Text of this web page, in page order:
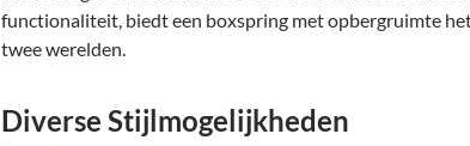
functionaliteit, biedt een boxspring met opbergruimte
twee werelden.
Diverse Stijlmogelijkheden